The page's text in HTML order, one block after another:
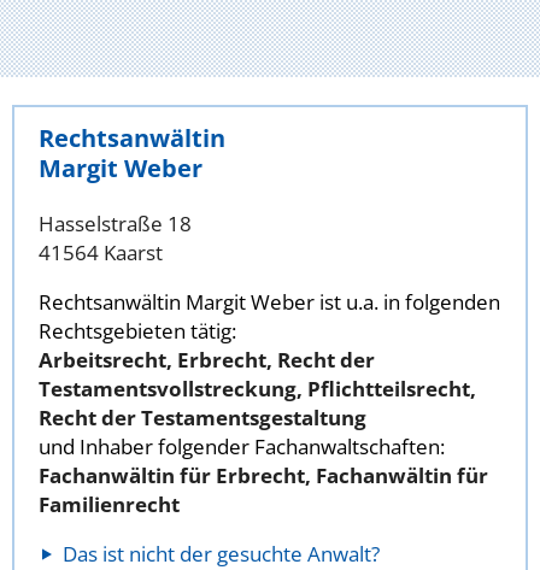
Rechtsanwältin
Margit Weber
Hasselstraße 18
41564 Kaarst
Rechtsanwältin Margit Weber ist u.a. in folgenden
Rechtsgebieten tätig:
Arbeitsrecht, Erbrecht, Recht der
Testamentsvollstreckung, Pflichtteilsrecht,
Recht der Testamentsgestaltung
und Inhaber folgender Fachanwaltschaften:
Fachanwältin für Erbrecht, Fachanwältin für
Familienrecht
Das ist nicht der gesuchte Anwalt?